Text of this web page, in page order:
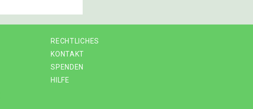
RECHTLICHES
KONTAKT
SPENDEN
HILFE